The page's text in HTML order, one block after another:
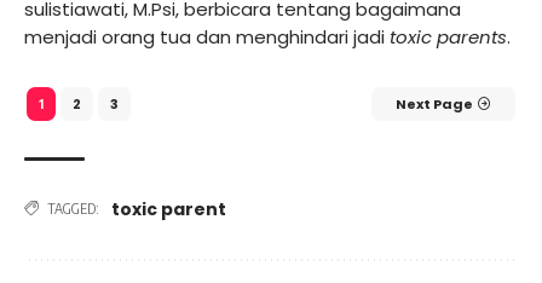
sulistiawati, M.Psi, berbicara tentang bagaimana
menjadi orang tua dan menghindari jadi toxic parents.
1 2 3 Next Page
TAGGED: toxic parent